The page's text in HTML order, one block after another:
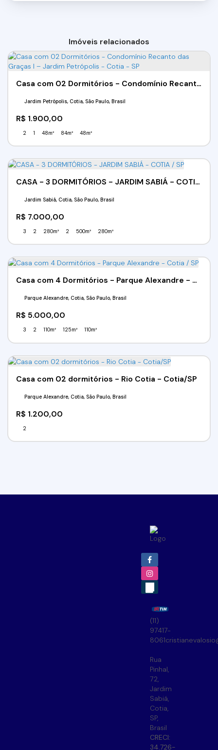
Imóveis relacionados
Casa com 02 Dormitórios - Condomínio Recanto das Graças I – Jardim Petrópolis - Cotia - SP
R$ 1.900,00
Jardim Petrópolis, Cotia, São Paulo, Brasil
2 1 48m² 84m² 48m²
CASA - 3 DORMITÓRIOS - JARDIM SABIÁ - COTIA / SP
R$ 7.000,00
Jardim Sabiá, Cotia, São Paulo, Brasil
3 2 280m² 2 500m² 280m²
Casa com 4 Dormitórios - Parque Alexandre - Cotia / SP
R$ 5.000,00
Parque Alexandre, Cotia, São Paulo, Brasil
3 2 110m² 125m² 110m²
Casa com 02 dormitórios - Rio Cotia - Cotia/SP
R$ 1.200,00
Parque Alexandre, Cotia, São Paulo, Brasil
2
(11)
97417-
8061
Rua
Pinhal,
72,
Jardim
Sabiá,
Cotia,
SP,
Brasil
CRECI:
34.726-